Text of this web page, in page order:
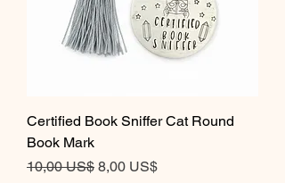
Certified Book Sniffer Cat Round
Book Mark
Precio
10,00 US$ Precio de oferta
8,00 US$